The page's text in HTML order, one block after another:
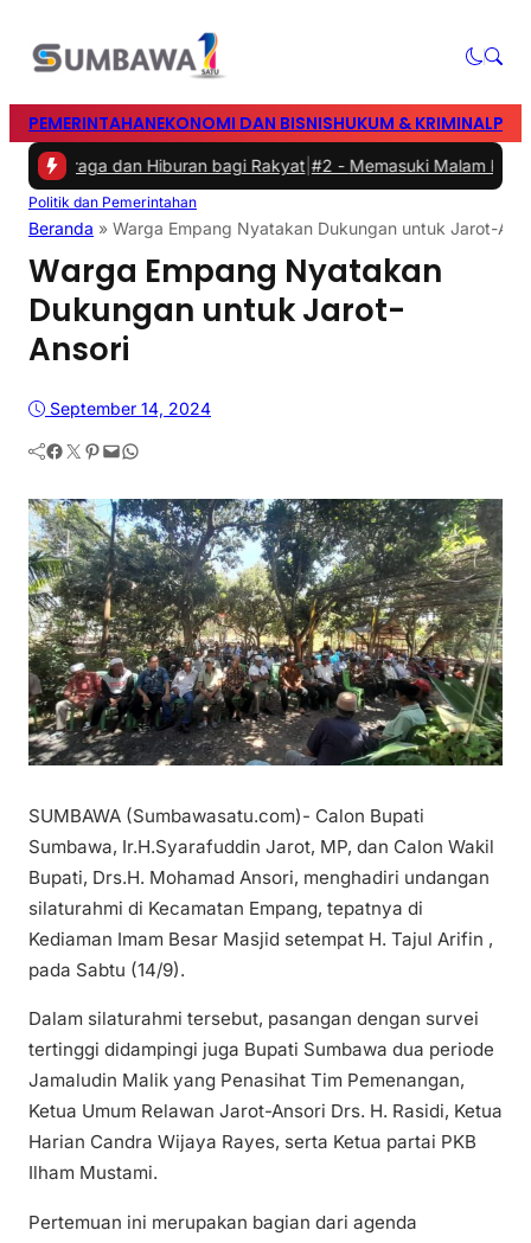
PEMERINTAHANEKONOMI DAN BISNISHUKUM & KRIMINAL
dan Hiburan bagi Rakyat|#2 -Memasuki Malam Kedua
Politik dan Pemerintahan
Beranda » Warga Empang Nyatakan Dukungan untuk Jarot-
Warga Empang Nyatakan
Dukungan untuk Jarot-
Ansori
September 14, 2024
Facebook Twitter Pinterest Mail WhatsApp
SUMBAWA (Sumbawasatu.com)- Calon Bupati
Sumbawa, Ir.H.Syarafuddin Jarot, MP, dan Calon Wakil
Bupati, Drs.H. Mohamad Ansori, menghadiri undangan
silaturahmi di Kecamatan Empang, tepatnya di
Kediaman Imam Besar Masjid setempat H. Tajul Arifin ,
pada Sabtu (14/9).
Dalam silaturahmi tersebut, pasangan dengan survei
tertinggi didampingi juga Bupati Sumbawa dua periode
Jamaludin Malik yang Penasihat Tim Pemenangan,
Ketua Umum Relawan Jarot-Ansori Drs. H. Rasidi, Ketua
Harian Candra Wijaya Rayes, serta Ketua partai PKB
Ilham Mustami.
Pertemuan ini merupakan bagian dari agenda